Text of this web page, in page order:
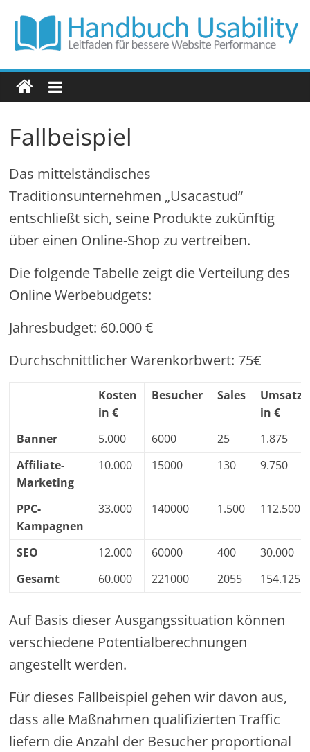
Inhalt
springen
Handbuch
Usability
Leitfaden
bessere
Website
Performance
Fallbeispiel
Das mittelständisches
Traditionsunternehmen „Usacastud“
entschließt sich, seine Produkte zukünftig
über einen Online-Shop zu vertreiben.
Die folgende Tabelle zeigt die Verteilung des
Online Werbebudgets:
Jahresbudget: 60.000 €
Durchschnittlicher Warenkorbwert: 75€
Kosten
in €
Besucher Sales
Umsatz
in €
Banner
5.000 6000 25
1.875
Affiliate-
Marketing
10.000 15000 130 9.750
PPC-
Kampagnen
33.000 140000 1.500 112.500
SEO 12.000 60000 400
30.000
Gesamt
60.000 221000 2055 154.125
Auf Basis dieser Ausgangssituation können
verschiedene Potentialberechnungen
angestellt werden.
Für dieses Fallbeispiel gehen wir davon aus,
dass alle Maßnahmen qualifizierten Traffic
liefern die Anzahl der Besucher proportional